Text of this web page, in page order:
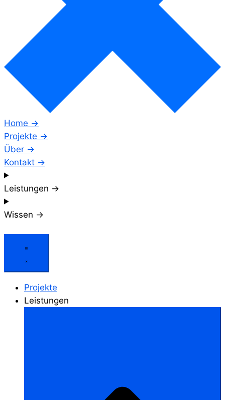
Home →
Projekte →
Über →
Kontakt →
Leistungen →
Wissen →
Projekte
Leistungen